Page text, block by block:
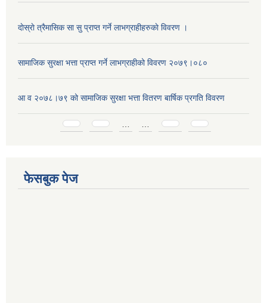
दाेस्राे त्रैमासिक सा सु प्राप्त गर्ने लाभग्राहीहरुकाे विवरण ।
सामाजिक सुरक्षा भत्ता प्राप्त गर्ने लाभग्राहीको विवरण २०७९।०८०
आ व २०७८।७९ को सामाजिक सुरक्षा भत्ता वितरण बार्षिक प्रगति विवरण
Pages
फेसबुक पेज